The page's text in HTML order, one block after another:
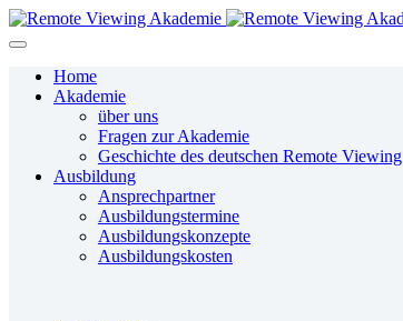
Home
Akademie
über uns
Fragen zur Akademie
Geschichte des deutschen Remote Viewing
Ausbildung
Ansprechpartner
Ausbildungstermine
Ausbildungskonzepte
Ausbildungskosten